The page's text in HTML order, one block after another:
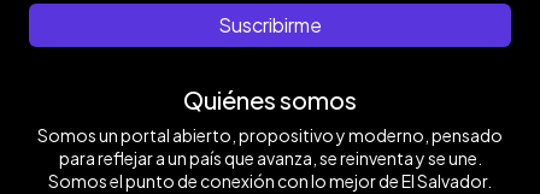
Suscribirme
Quiénes somos
Somos un portal abierto, propositivo y moderno, pensado
para reflejar a un país que avanza, se reinventa y se une.
Somos el punto de conexión con lo mejor de El Salvador.